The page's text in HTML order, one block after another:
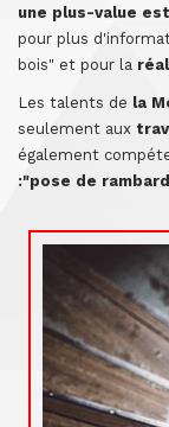
une plus-value
pour plus
bois" et pour la
Les talents de la
seulement aux
également
:"pose de